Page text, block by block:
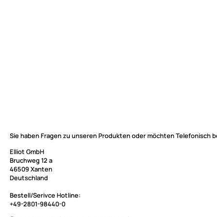
Sie haben Fragen zu unseren Produkten oder möchten Telefonisch
Elliot GmbH
Bruchweg 12 a
46509 Xanten
Deutschland
Bestell/Serivce Hotline:
+49-2801-98440-0